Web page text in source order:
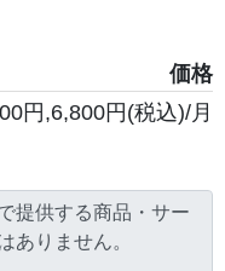
価格
円,6,800円(税込)/月